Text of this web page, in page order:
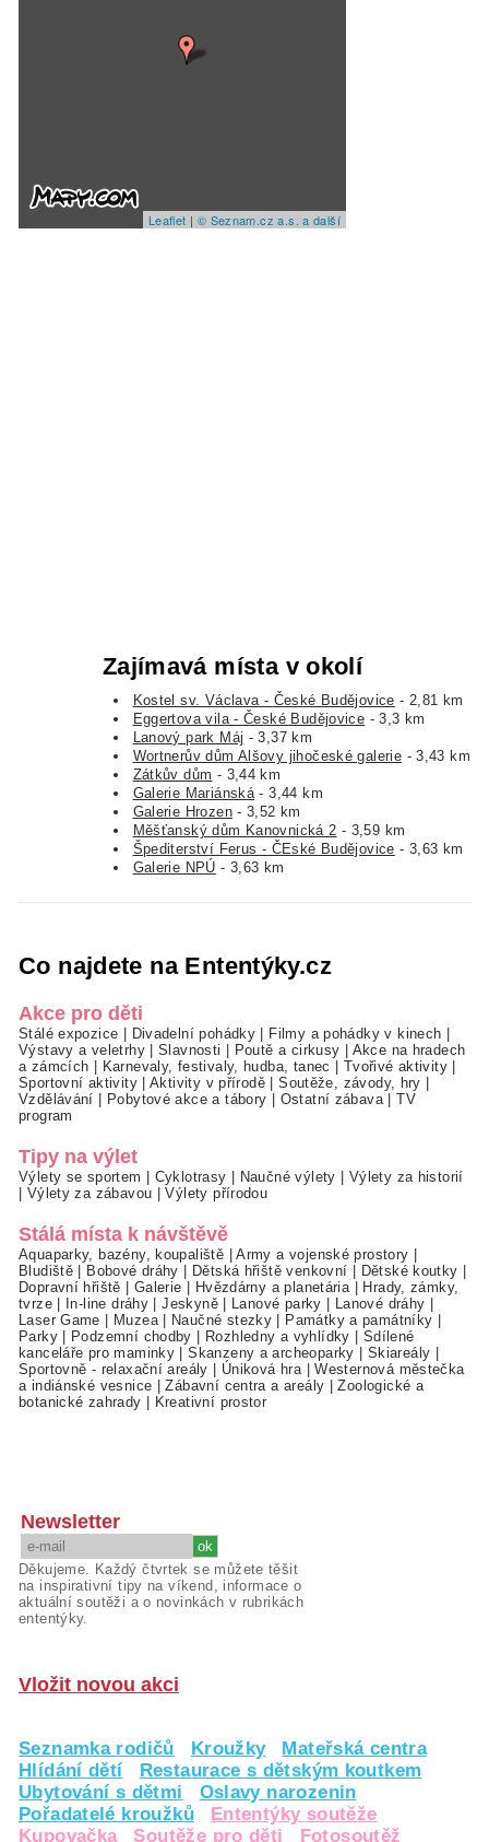
Leaflet | © Seznam.cz a.s. a další
Zajímavá místa v okolí
Kostel sv. Václava - České Budějovice - 2,81 km
Eggertova vila - České Budějovice - 3,3 km
Lanový park Máj - 3,37 km
Wortnerův dům Alšovy jihočeské galerie - 3,43 km
Zátkův dům - 3,44 km
Galerie Mariánská - 3,44 km
Galerie Hrozen- 3,52 km
Měšťanský dům Kanovnická 2 - 3,59 km
Špediterství Ferus - ČEské Budějovice - 3,63 km
Galerie NPÚ - 3,63 km
Co najdete na Ententýky.cz
Akce pro děti
Stálé expozice Divadelní pohádky Filmy a pohádky v kinech
Výstavy a veletrhy|Slavnosti Poutě a cirkusy
Akce na hradech
a zámcích
Karnevaly, festivaly, hudba, tanec Tvořivé aktivity
Sportovní aktivity|Aktivity v přírodě |Soutěže, závody, hry
Vzdělávání
Pobytové akce a tábory Ostatní zábava |TV
program
Tipy na výlet
Výlety se sportem Cyklotrasy Naučné výlety
Výlety za historií
Výlety za zábavou |Výlety přírodou
Stálá místa k návštěvě
Aquaparky, bazény, koupaliště |Army a vojenské prostory
Bludiště
Bobové dráhy Dětská hřiště venkovní Dětské koutky
Dopravní hřiště
Galerie Hvězdárny a planetária
Hrady, zámky,
tvrze| In-line dráhy |Jeskyně| Lanové parky Lanové dráhy
Laser Game
Muzea| Naučné stezky Památky a památníky
Parky| Podzemní chodby Rozhledny a vyhlídky
Sdílené
kanceláře pro maminky |Skanzeny a archeoparky Skiareály
Sportovně - relaxační areály
Úniková hra |Westernová městečka
a indiánské vesnice |Zábavní centra a areály |Zoologické a
botanické zahrady
Kreativní prostor
Newsletter
Děkujeme. Každý čtvrtek se můžete těšit
na inspirativní tipy na víkend, informace o
aktuální soutěži a o novinkách v rubrikách
ententýky.
Vložit novou akci
Seznamka rodičů Kroužky
Mateřská centra
Hlídání dětí
Restaurace s dětským koutkem
Ubytování s dětmi
Oslavy narozenin
Pořadatelé kroužků
Ententýky soutěže
Kupovačka
Soutěže pro děti Fotosoutěž